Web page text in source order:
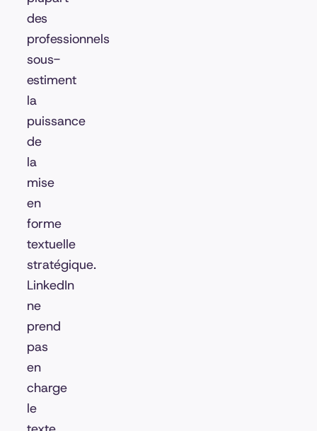
des
professionnels
sous-
estiment
la
puissance
de
la
mise
en
forme
textuelle
stratégique.
LinkedIn
ne
prend
pas
en
charge
le